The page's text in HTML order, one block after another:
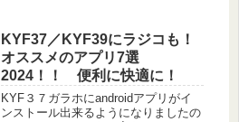
決済できません。海外サイトですから
安心のプリペイド式クレジットカ...続
きを読む
KYF37／KYF39にラジコも！
オススメのアプリ7選
2024！！ 便利に快適に！
KYF３７ガラホにandroidアプリがイ
ンストール出来るようになりましたの